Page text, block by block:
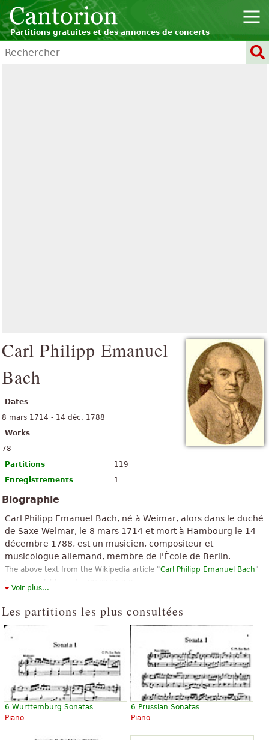
Partitions gratuites et des annonces de concerts
Carl Philipp Emanuel
Bach
Dates
8 mars 1714 - 14 déc. 1788
Works
78
Partitions
119
Enregistrements
1
Biographie
Carl Philipp Emanuel Bach, né à Weimar, alors dans le duché
de Saxe-Weimar, le 8 mars 1714 et mort à Hambourg le 14
décembre 1788, est un musicien, compositeur et
musicologue allemand, membre de l'École de Berlin.
The above text from the Wikipedia article "Carl Philipp Emanuel Bach"
text is available under CC BY-SA 3.0.
Voir plus...
Les partitions les plus consultées
6 Wurttemburg Sonatas
Piano
6 Prussian Sonatas
Piano